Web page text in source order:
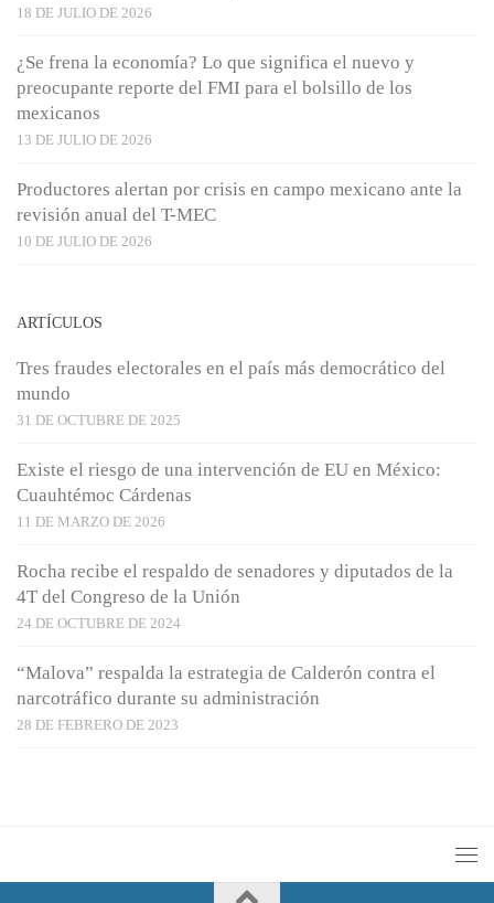
18 DE JULIO DE 2026
¿Se frena la economía? Lo que significa el nuevo y
preocupante reporte del FMI para el bolsillo de los
mexicanos
13 DE JULIO DE 2026
Productores alertan por crisis en campo mexicano ante la
revisión anual del T-MEC
10 DE JULIO DE 2026
ARTÍCULOS
Tres fraudes electorales en el país más democrático del
mundo
31 DE OCTUBRE DE 2025
Existe el riesgo de una intervención de EU en México:
Cuauhtémoc Cárdenas
11 DE MARZO DE 2026
Rocha recibe el respaldo de senadores y diputados de la
4T del Congreso de la Unión
24 DE OCTUBRE DE 2024
“Malova” respalda la estrategia de Calderón contra el
narcotráfico durante su administración
28 DE FEBRERO DE 2023